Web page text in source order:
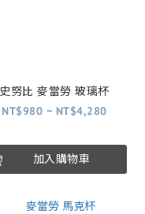
史努比 麥當勞 玻璃杯
NT$980 ~ NT$4,280
加入購物車